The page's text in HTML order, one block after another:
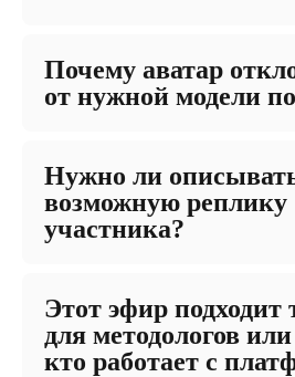
Почему аватар
от нужной модели
Нужно ли
возможную реплику
участника?
Этот эфир подходит
для методологов
кто работает с